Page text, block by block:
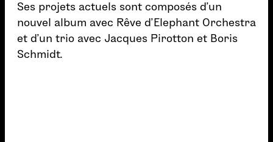
Ses projets actuels sont composés d’un
nouvel album avec Rêve d’Elephant Orchestra
et d’un trio avec Jacques Pirotton et Boris
Schmidt.